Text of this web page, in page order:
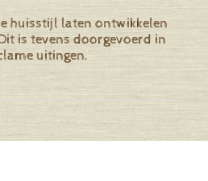
huisstijl laten ontwikkelen
is tevens doorgevoerd in
uitingen.